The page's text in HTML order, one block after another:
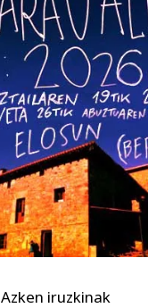
Azken iruzkinak